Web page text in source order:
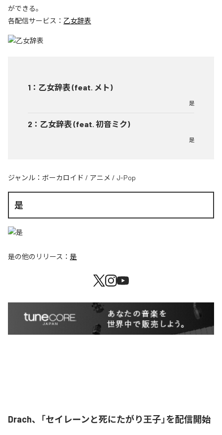
ができる。
各配信サービス： 乙女辞表
1 ： 乙女辞表 (feat. メト)
是
2 ： 乙女辞表 (feat. 初音ミク)
是
ジャンル： ボーカロイド / アニメ / J-Pop
是
是の他のリリース： 是
Drach、「セイレーンと死にたがり王子」を配信開始